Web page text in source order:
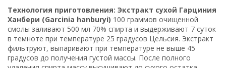
Технология приготовления: Экстракт сухой Гарциния
Ханбери (Garcinia hanburyi) 100 граммов очищенной
смолы заливают 500 мл 70% спирта и выдерживают 7 суток
в темноте при температуре 25 градусов Цельсия. Экстракт
фильтруют, выпаривают при температуре не выше 45
градусов до получения густой массы. После полного